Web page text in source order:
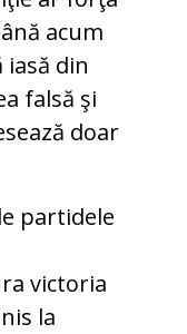
acum
iasă din
falsă şi
doar
partidele
victoria
la